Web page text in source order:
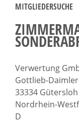
MITGLIEDERSUCHE
Verwertung
Gottlieb-
33334 Gütersloh
Nordrhein-
D